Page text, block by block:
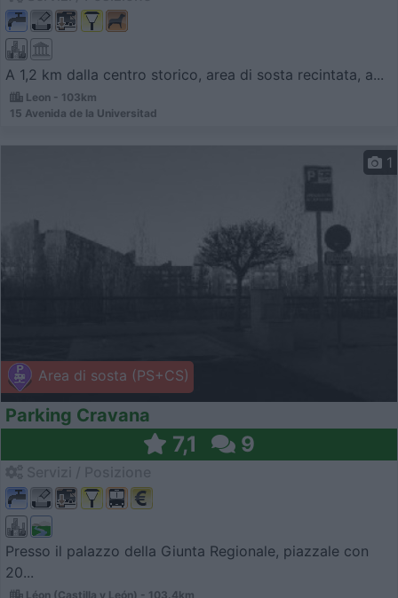
A 1,2 km dalla centro storico, area di sosta recintata, a...
Leon - 103km
15 Avenida de la Universitad
Area di sosta (PS+CS)
1
Parking Cravana
7,1 9
Presso il palazzo della Giunta Regionale, piazzale con
20...
Léon (Castilla y León) - 103.4km